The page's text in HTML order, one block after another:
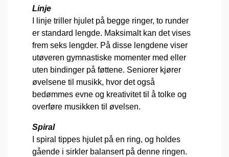
Linje
I linje triller hjulet på begge ringer, to runder
er standard lengde. Maksimalt kan det vises
frem seks lengder. På disse lengdene viser
utøveren gymnastiske momenter med eller
uten bindinger på føttene. Seniorer kjører
øvelsene til musikk, hvor det også
bedømmes evne og kreativitet til å tolke og
overføre musikken til øvelsen.
Spiral
I spiral tippes hjulet på en ring, og holdes
gående i sirkler balansert på denne ringen.